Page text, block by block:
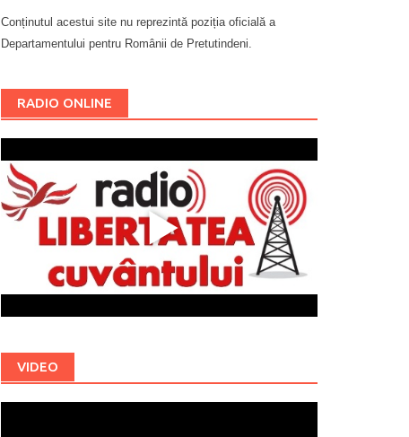
Conținutul acestui site nu reprezintă poziția oficială a
Departamentului pentru Românii de Pretutindeni.
RADIO ONLINE
VIDEO